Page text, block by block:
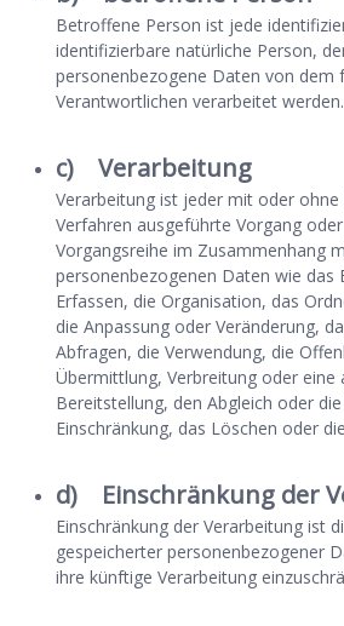
Betroffene Person ist jede
identifizierbare natürliche Person,
personenbezogene Daten von dem
Verantwortlichen verarbeitet werden.
c) Verarbeitung
Verarbeitung ist jeder mit oder
Verfahren ausgeführte Vorgang
Vorgangsreihe im Zusammenhang
personenbezogenen Daten wie das
Erfassen, die Organisation, das
die Anpassung oder Veränderung,
Abfragen, die Verwendung, die
Übermittlung, Verbreitung oder eine
Bereitstellung, den Abgleich oder
Einschränkung, das Löschen oder
d) Einschränkung der
Einschränkung der Verarbeitung ist
gespeicherter personenbezogener
ihre künftige Verarbeitung